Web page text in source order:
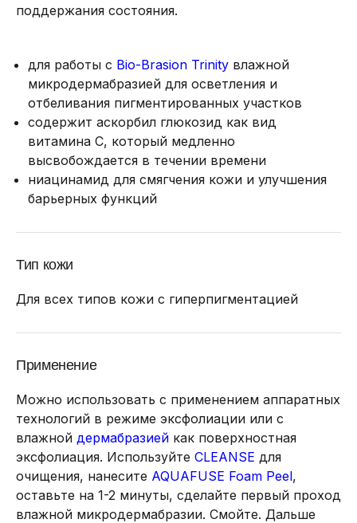
поддержания состояния.
для работы с Bio-Brasion Trinity влажной
микродермабразией для осветления и
отбеливания пигментированных участков
содержит аскорбил глюкозид как вид
витамина C, который медленно
высвобождается в течении времени
ниацинамид для смягчения кожи и улучшения
барьерных функций
Тип кожи
Для всех типов кожи с гиперпигментацией
Применение
Можно использовать с применением аппаратных
технологий в режиме эксфолиации или с
влажной дермабразией как поверхностная
эксфолиация. Используйте CLEANSE для
очищения, нанесите AQUAFUSE Foam Peel,
оставьте на 1-2 минуты, сделайте первый проход
влажной микродермабразии. Смойте. Дальше